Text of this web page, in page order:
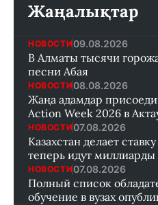
Жаңалықтар
НОВОСТИ 09.08.2026
В Алматы тысячи
песни Абая
НОВОСТИ 08.08.2026
Жаңа адамдар
Action Week 2026 в
НОВОСТИ 07.08.2026
Казахстан делает
теперь идут
НОВОСТИ 07.08.2026
Полный список
обучение в вузах